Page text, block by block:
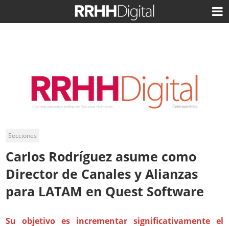
Secciones
Carlos Rodríguez asume como
Director de Canales y Alianzas
para LATAM en Quest Software
Su objetivo es incrementar significativamente el